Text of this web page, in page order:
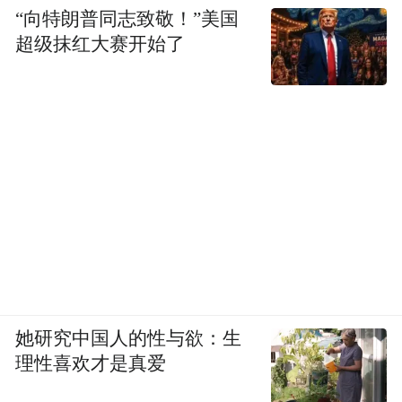
“向特朗普同志致敬！”美国
超级抹红大赛开始了
她研究中国人的性与欲：生
理性喜欢才是真爱